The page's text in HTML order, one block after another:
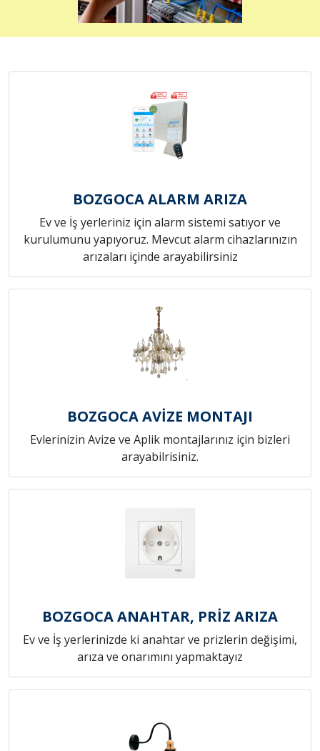
BOZGOCA ALARM ARIZA
Ev ve İş yerleriniz için alarm sistemi satıyor ve
kurulumunu yapıyoruz. Mevcut alarm cihazlarınızın
arızaları içinde arayabilirsiniz
BOZGOCA AVİZE MONTAJI
Evlerinizin Avize ve Aplik montajlarınız için bizleri
arayabilrisiniz.
BOZGOCA ANAHTAR, PRİZ ARIZA
Ev ve İş yerlerinizde ki anahtar ve prizlerin değişimi,
arıza ve onarımını yapmaktayız